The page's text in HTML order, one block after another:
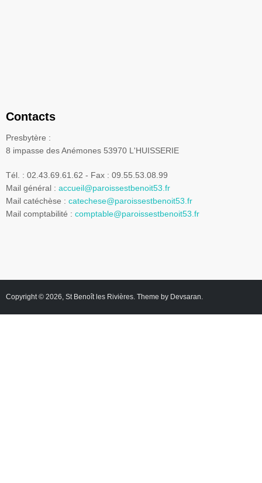
Contacts
Presbytère :
8 impasse des Anémones 53970 L'HUISSERIE
Tél. : 02.43.69.61.62 - Fax : 09.55.53.08.99
Mail général : accueil@paroissestbenoit53.fr
Mail catéchèse : catechese@paroissestbenoit53.fr
Mail comptabilité : comptable@paroissestbenoit53.fr
Copyright © 2026, St Benoît les Rivières. Theme by Devsaran.